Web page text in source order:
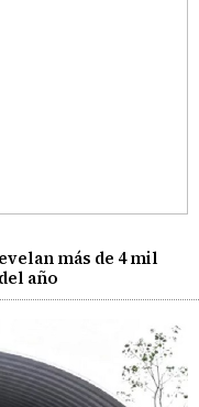
más de 4 mil
año